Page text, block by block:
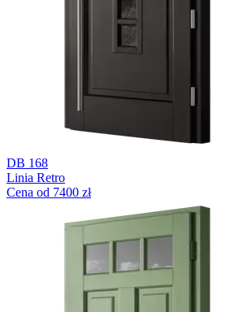
DB 168
Linia Retro
Cena od 7400 zł